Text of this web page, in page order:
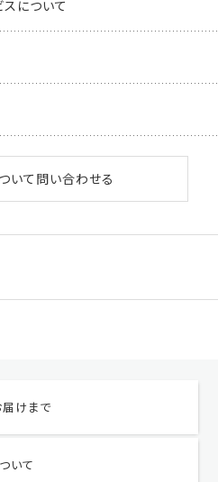
スについて
いて問い合わせる
けまで
いて